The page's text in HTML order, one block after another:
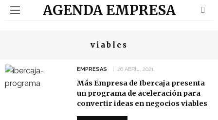
AGENDA EMPRESA
viables
EMPRESAS 26 ABRIL, 2021
Más Empresa de Ibercaja presenta
un programa de aceleración para
convertir ideas en negocios viables